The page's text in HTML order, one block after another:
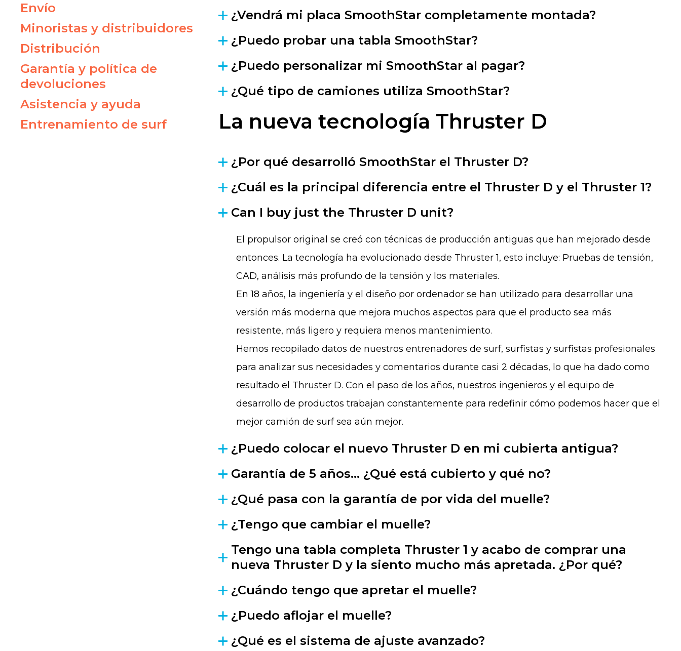
Envío
Minoristas y distribuidores
Distribución
Garantía y política de
devoluciones
Asistencia y ayuda
Entrenamiento de surf
¿Vendrá mi placa SmoothStar completamente montada?
¿Puedo probar una tabla SmoothStar?
¿Puedo personalizar mi SmoothStar al pagar?
¿Qué tipo de camiones utiliza SmoothStar?
La nueva tecnología Thruster D
¿Por qué desarrolló SmoothStar el Thruster D?
¿Cuál es la principal diferencia entre el Thruster D y el Thruster 1?
Can I buy just the Thruster D unit?
El propulsor original se creó con técnicas de producción antiguas que han mejorado desde
entonces. La tecnología ha evolucionado desde Thruster 1, esto incluye: Pruebas de tensión,
CAD, análisis más profundo de la tensión y los materiales.
En 18 años, la ingeniería y el diseño por ordenador se han utilizado para desarrollar una
versión más moderna que mejora muchos aspectos para que el producto sea más
resistente, más ligero y requiera menos mantenimiento.
Hemos recopilado datos de nuestros entrenadores de surf, surfistas y surfistas profesionales
para analizar sus necesidades y comentarios durante casi 2 décadas, lo que ha dado como
resultado el Thruster D. Con el paso de los años, nuestros ingenieros y el equipo de
desarrollo de productos trabajan constantemente para redefinir cómo podemos hacer que el
mejor camión de surf sea aún mejor.
¿Puedo colocar el nuevo Thruster D en mi cubierta antigua?
Garantía de 5 años... ¿Qué está cubierto y qué no?
¿Qué pasa con la garantía de por vida del muelle?
¿Tengo que cambiar el muelle?
Tengo una tabla completa Thruster 1 y acabo de comprar una
nueva Thruster D y la siento mucho más apretada. ¿Por qué?
¿Cuándo tengo que apretar el muelle?
¿Puedo aflojar el muelle?
¿Qué es el sistema de ajuste avanzado?